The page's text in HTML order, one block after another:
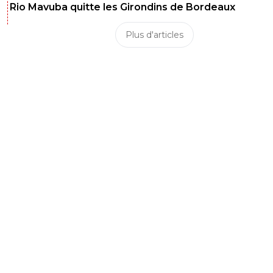
Rio Mavuba quitte les Girondins de Bordeaux
Plus d'articles